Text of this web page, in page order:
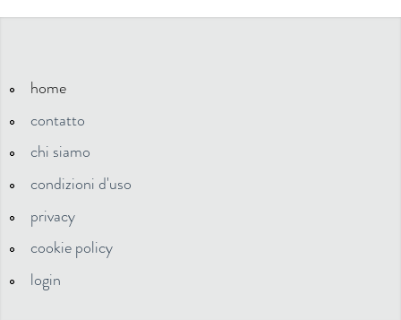
home
contatto
chi siamo
condizioni d'uso
privacy
cookie policy
login